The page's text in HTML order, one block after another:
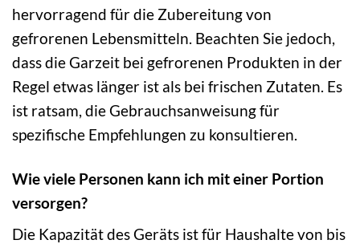
hervorragend für die Zubereitung von
gefrorenen Lebensmitteln. Beachten Sie jedoch,
dass die Garzeit bei gefrorenen Produkten in der
Regel etwas länger ist als bei frischen Zutaten. Es
ist ratsam, die Gebrauchsanweisung für
spezifische Empfehlungen zu konsultieren.
Wie viele Personen kann ich mit einer Portion
versorgen?
Die Kapazität des Geräts ist für Haushalte von bis